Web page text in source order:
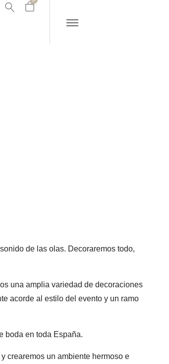
de las olas. Decoraremos todo,
una amplia variedad de decoraciones
acorde al estilo del evento y un ramo
boda en toda España.
crearemos un ambiente hermoso e